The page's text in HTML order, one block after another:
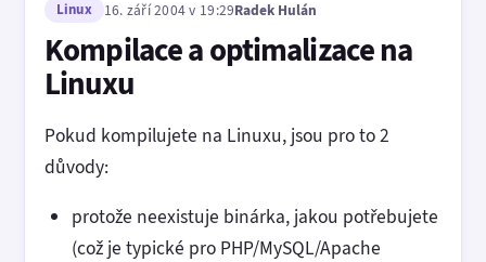
Linux 16. září 2004 v 19:29Radek Hulán
Kompilace a optimalizace na
Linuxu
Pokud kompilujete na Linuxu, jsou pro to 2
důvody:
protože neexistuje binárka, jakou potřebujete
(což je typické pro PHP/MySQL/Apache